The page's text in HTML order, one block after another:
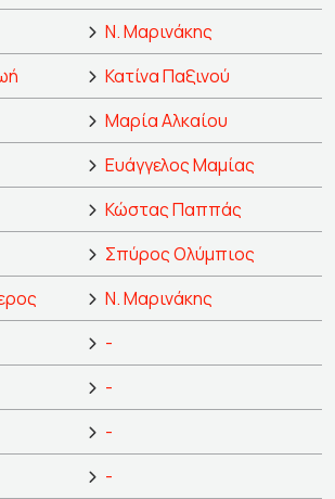
Ν. Μαρινάκης
Κατίνα Παξινού
Μαρία Αλκαίου
Ευάγγελος Μαμίας
Κώστας Παππάς
Σπύρος Ολύμπιος
Ν. Μαρινάκης
-
-
-
-